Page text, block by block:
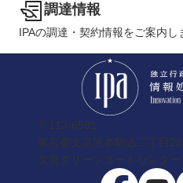
調達情報
IPAの調達・契約情報をご案内し
〒113-6591
東京都文京区本駒込二丁目
文京グリーンコートセンタ